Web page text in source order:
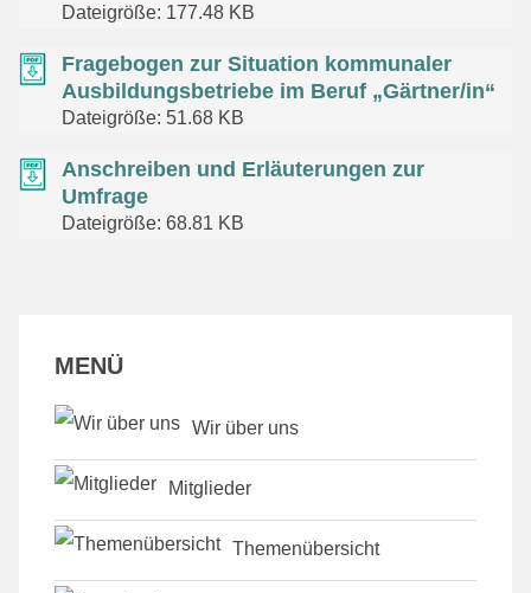
Dateigröße: 177.48 KB
Fragebogen zur Situation kommunaler
Ausbildungsbetriebe im Beruf „Gärtner/in“
Dateigröße: 51.68 KB
Anschreiben und Erläuterungen zur
Umfrage
Dateigröße: 68.81 KB
MENÜ
Wir über uns
Mitglieder
Themenübersicht